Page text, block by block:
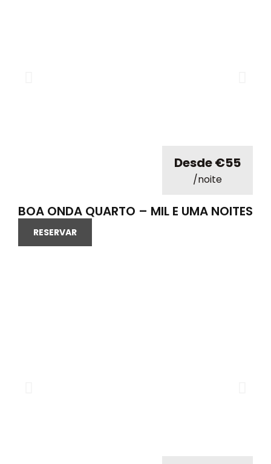
Desde €55
/noite
BOA ONDA QUARTO – MIL E UMA NOITES
RESERVAR